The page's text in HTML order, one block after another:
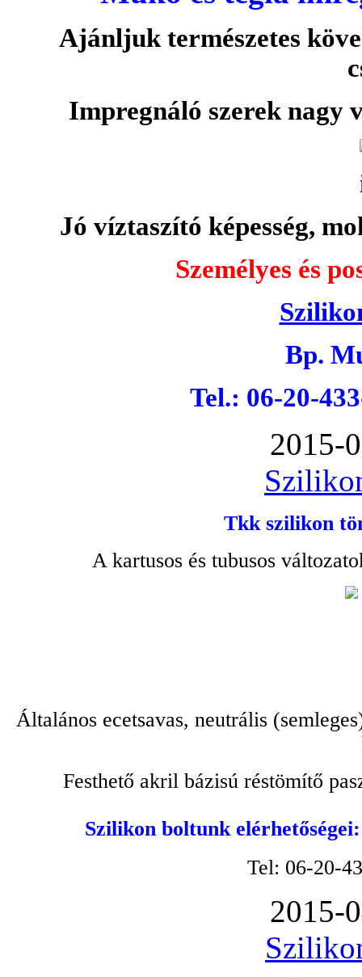
Ajánljuk természetes
Impregnáló szerek
Jó víztaszító képesség,
Személyes és
Bp.
Tel.: 06-20-
2015-
Tkk szilikon
A kartusos és tubusos
Általános ecetsavas, neutrális
Festhető akril bázisú réstömítő
Szilikon boltunk
Tel: 06-20-
2015-